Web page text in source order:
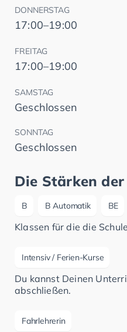
DONNERSTAG
17:00–19:00
FREITAG
17:00–19:00
SAMSTAG
Geschlossen
SONNTAG
Geschlossen
Die Stärken
B B Automatik BE
Klassen für die die
Intensiv / Ferien-Kurse
Du kannst Deinen
abschließen.
Fahrlehrerin